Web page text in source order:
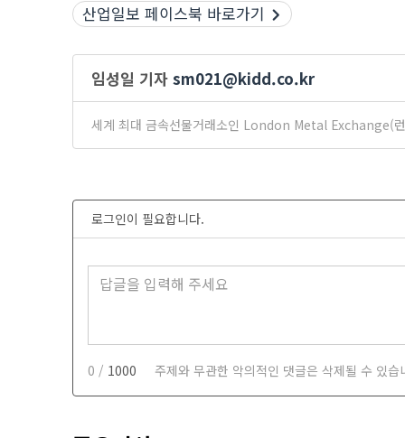
산업일보 페이스북 바로가기
임성일 기자 sm021@kidd.co.kr
세계 최대 금속선물거래소인 London Metal Exchange(
로그인이 필요합니다.
0 / 1000 주제와 무관한 악의적인 댓글은 삭제될 수 있습